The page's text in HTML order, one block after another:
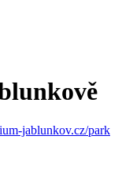
jablunkov.cz/park